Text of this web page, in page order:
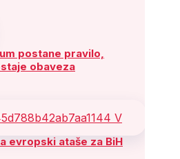
postane pravilo,
obaveza
evropski ataše za BiH